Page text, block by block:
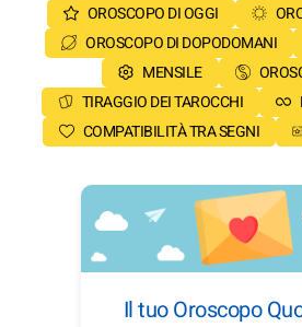
OROSCOPO DI OGGI
OROSCOPO DI DOPODOMANI
MENSILE
TIRAGGIO DEI TAROCCHI
COMPATIBILITÀ TRA SEGNI
Il tuo Oroscopo